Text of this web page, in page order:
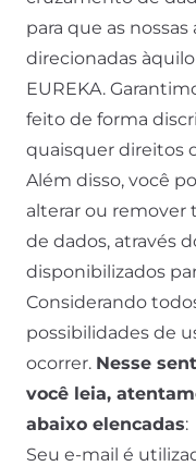
para que as
direcionadas
EUREKA.
feito de forma
quaisquer direitos
Além disso, você
alterar ou remover
de dados, através
disponibilizados
Considerando
possibilidades de
ocorrer. Nesse
você leia,
abaixo elencadas:
Seu e-mail é